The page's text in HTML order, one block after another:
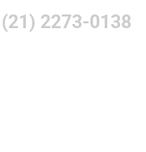
(21) 2273-0138